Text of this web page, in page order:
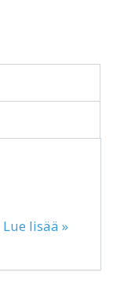
Lue lisää »